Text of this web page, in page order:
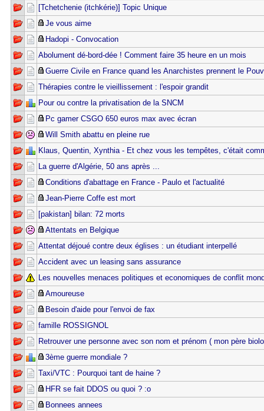
[Tchetchenie (itchkérie)] Topic Unique
Je vous aime
Hadopi - Convocation
Abolument dé-bord-dée ! Comment faire 35 heure en un mois
Guerre Civile en France quand les Anarchistes prennent le
Thérapies contre le vieillissement : l'espoir grandit
Pour ou contre la privatisation de la SNCM
Pc gamer CSGO 650 euros max avec écran
Will Smith abattu en pleine rue
Klaus, Quentin, Xynthia - Et chez vous les tempêtes, c'était
La guerre d'Algérie, 50 ans après ...
Conditions d'abattage en France - Paulo et l'actualité
Jean-Pierre Coffe est mort
[pakistan] bilan: 72 morts
Attentats en Belgique
Attentat déjoué contre deux églises : un étudiant interpellé
Accident avec un leasing sans assurance
Les nouvelles menaces politiques et economiques de conflit
Amoureuse
Besoin d'aide pour l'envoi de fax
famille ROSSIGNOL
Retrouver une personne avec son nom et prénom ( mon père
3ème guerre mondiale ?
Taxi/VTC : Pourquoi tant de haine ?
HFR se fait DDOS ou quoi ? :o
Bonnees annees